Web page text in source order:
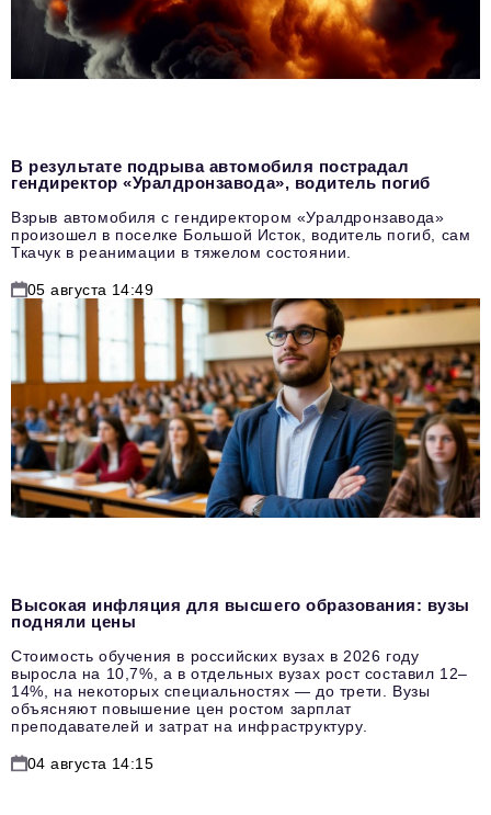
В результате подрыва автомобиля пострадал
гендиректор «Уралдронзавода», водитель погиб
Взрыв автомобиля с гендиректором «Уралдронзавода»
произошел в поселке Большой Исток, водитель погиб, сам
Ткачук в реанимации в тяжелом состоянии.
05 августа 14:49
Высокая инфляция для высшего образования: вузы
подняли цены
Стоимость обучения в российских вузах в 2026 году
выросла на 10,7%, а в отдельных вузах рост составил 12–
14%, на некоторых специальностях — до трети. Вузы
объясняют повышение цен ростом зарплат
преподавателей и затрат на инфраструктуру.
04 августа 14:15